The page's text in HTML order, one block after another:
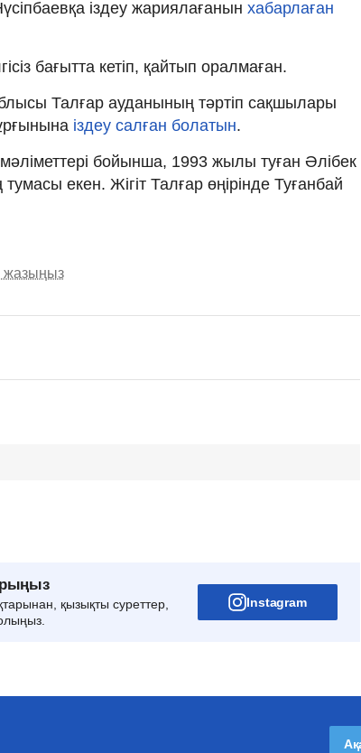
іздеу жариялағанын хабарлаған
бағытта кетіп, қайтып оралмаған.
Талғар ауданының тәртіп сақшылары
іздеу салған болатын.
бойынша, 1993 жылы туған Әлібек
тумасы екен. Жігіт Талғар өңірінде Туғанбай
жазыңыз
қызықты суреттер,
Instagram